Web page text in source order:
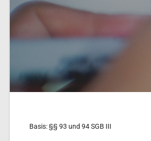
Basis: §§ 93 und 94 SGB III